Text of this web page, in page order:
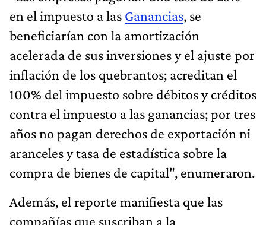
inflación de los quebrantos; acreditan el
100% del impuesto sobre débitos y créditos
contra el impuesto a las ganancias; por tres
años no pagan derechos de exportación ni
aranceles y tasa de estadística sobre la
compra de bienes de capital", enumeraron.
Además, el reporte manifiesta que las
compañías que suscriban a la
reglamantación recibirían "un tratamiento
preferencial
y acelerado para la
devolución del IVA pagado por las compras